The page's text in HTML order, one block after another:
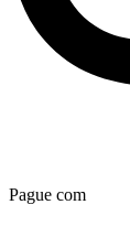
Pague com